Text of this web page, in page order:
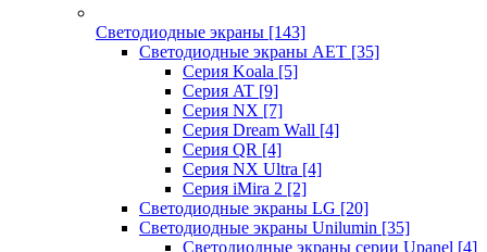
Светодиодные экраны [143]
Светодиодные экраны AET [35]
Cерия Koala [5]
Серия AT [9]
Серия NX [7]
Серия Dream Wall [4]
Серия QR [4]
Серия NX Ultra [4]
Серия iMira 2 [2]
Светодиодные экраны LG [20]
Светодиодные экраны Unilumin [35]
Светодиодные экраны серии Upanel [4]